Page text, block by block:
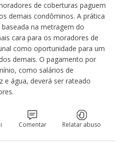
de coberturas paguem
demais condôminos. A prática
na metragem do
cara para os moradores de
como oportunidade para um
demais. O pagamento por
como salários de
e água, deverá ser rateado
Comentar Relatar abuso